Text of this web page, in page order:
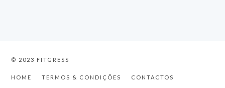
© 2023 FITGRESS
HOME TERMOS & CONDIÇÕES CONTACTOS